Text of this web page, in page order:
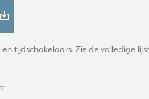
tijdschakelaars. Zie de volledige